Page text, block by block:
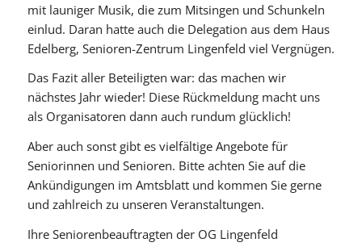
mit launiger Musik, die zum Mitsingen und Schunkeln
einlud. Daran hatte auch die Delegation aus dem Haus
Edelberg, Senioren-Zentrum Lingenfeld viel Vergnügen.
Das Fazit aller Beteiligten war: das machen wir
nächstes Jahr wieder! Diese Rückmeldung macht uns
als Organisatoren dann auch rundum glücklich!
Aber auch sonst gibt es vielfältige Angebote für
Seniorinnen und Senioren. Bitte achten Sie auf die
Ankündigungen im Amtsblatt und kommen Sie gerne
und zahlreich zu unseren Veranstaltungen.
Ihre Seniorenbeauftragten der OG Lingenfeld